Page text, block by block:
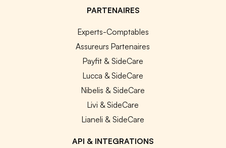
PARTENAIRES
Experts-Comptables
Assureurs Partenaires
Payfit & SideCare
Lucca & SideCare
Nibelis & SideCare
Livi & SideCare
Lianeli & SideCare
API & INTEGRATIONS